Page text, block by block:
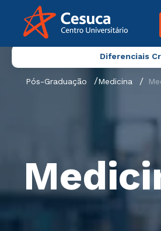
Diferenciais
Pós-Graduação Medicina